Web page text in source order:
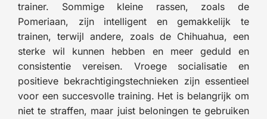
trainer. Sommige kleine rassen, zoals de
Pomeriaan, zijn intelligent en gemakkelijk te
trainen, terwijl andere, zoals de Chihuahua, een
sterke wil kunnen hebben en meer geduld en
consistentie vereisen. Vroege socialisatie en
positieve bekrachtigingstechnieken zijn essentieel
voor een succesvolle training. Het is belangrijk om
niet te straffen, maar juist beloningen te gebruiken